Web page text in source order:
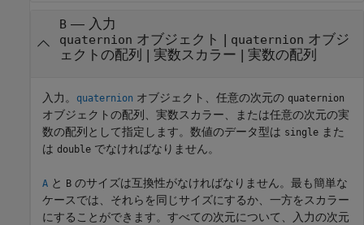
B— 入力
quaternion オブジェクト | quaternion オブジ
ェクトの配列 | 実数スカラー | 実数の配列
入力。 quaternion オブジェクト、任意の次元の quaternion
オブジェクトの配列、実数スカラー、または任意の次元の実
数の配列として指定します。数値のデータ型は single また
は double でなければなりません。
A と B のサイズは互換性がなければなりません。最も簡単な
ケースでは、それらを同じサイズにするか、一方をスカラー
にすることができます。すべての次元について、入力の次元